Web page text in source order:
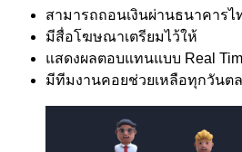
สามารถถอนเงินผ่านธนาคารไ
มีสื่อโฆษณาเตรียมไว้ให้
แสดงผลตอบแทนแบบ Real
มีทีมงานคอยช่วยเหลือทุกวันต